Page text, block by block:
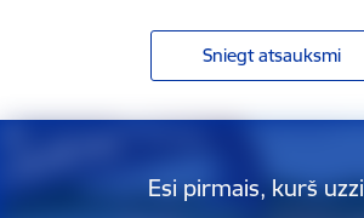
Sniegt atsauksmi
Esi pirmais, kurš